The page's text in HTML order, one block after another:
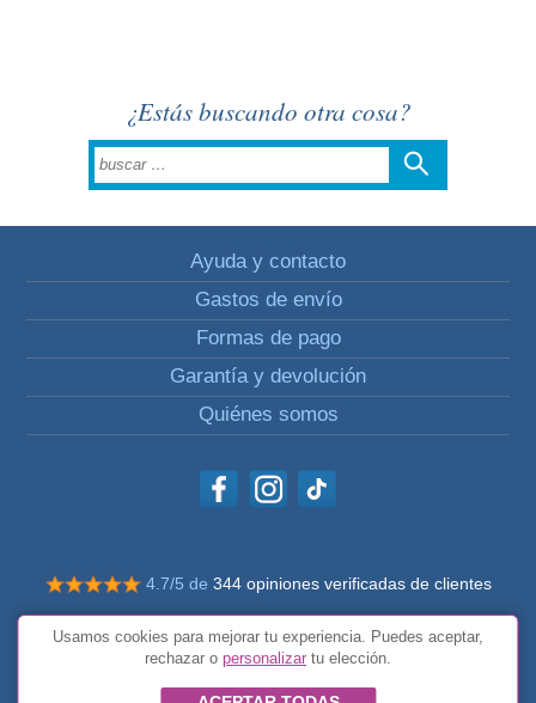
¿Estás buscando otra cosa?
Ayuda y contacto
Gastos de envío
Formas de pago
Garantía y devolución
Quiénes somos
4.7/5 de 344 opiniones verificadas de clientes
© Todos los derechos reservados Impulsivos
Condiciones generales
Usamos cookies para mejorar tu experiencia. Puedes aceptar,
rechazar o personalizar tu elección.